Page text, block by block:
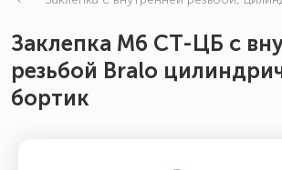
Заклепка М6 СТ-ЦБ с
резьбой Bralo
бортик